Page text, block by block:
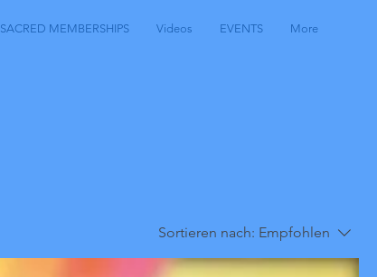
SACRED MEMBERSHIPS Videos EVENTS More
Sortieren nach: Empfohlen